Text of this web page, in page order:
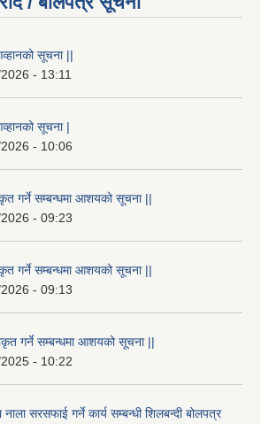
सूचना ||
- 13:11
सूचना |
- 10:06
गर्ने सम्बन्धमा आशयको सूचना ||
- 09:23
गर्ने सम्बन्धमा आशयको सूचना ||
- 09:13
गर्ने सम्बन्धमा आशयको सूचना ||
- 10:22
सरसफाई गर्ने कार्य सम्बन्धी शिलबन्दी बोलपत्र